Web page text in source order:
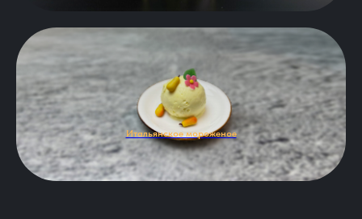
Итальянское мороженое